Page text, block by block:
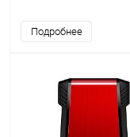
Подробнее